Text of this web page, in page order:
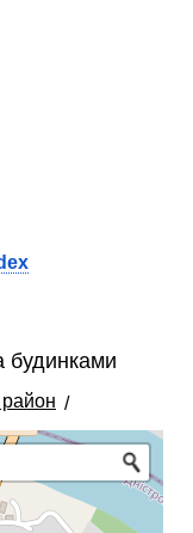
будинками